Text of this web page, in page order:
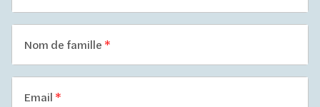
Nom de famille
Email